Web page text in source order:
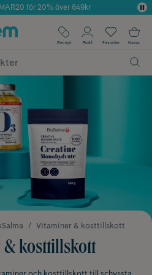
2025 inom Skönhet
för 20% över 649kr
Fri frakt
på alla köp*
Recept Profil Favoriter Kassa
Vitaminer & kosttillskott
& kosttillskott